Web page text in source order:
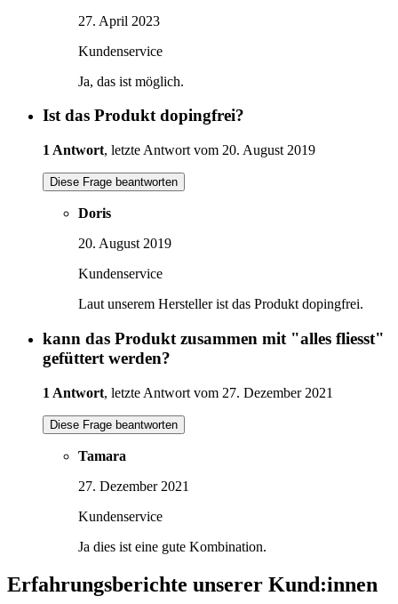
27. April 2023
Kundenservice
Ja, das ist möglich.
Ist das Produkt dopingfrei?
1 Antwort, letzte Antwort vom 20. August 2019
Diese Frage beantworten
Doris
20. August 2019
Kundenservice
Laut unserem Hersteller ist das Produkt dopingfrei.
kann das Produkt zusammen mit "alles fliesst"
gefüttert werden?
1 Antwort, letzte Antwort vom 27. Dezember 2021
Diese Frage beantworten
Tamara
27. Dezember 2021
Kundenservice
Ja dies ist eine gute Kombination.
Erfahrungsberichte unserer Kund:innen